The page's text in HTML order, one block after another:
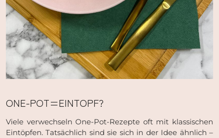
ONE-POT=EINTOPF?
Viele verwechseln One-Pot-Rezepte oft mit klassischen
Eintöpfen. Tatsächlich sind sie sich in der Idee ähnlich –